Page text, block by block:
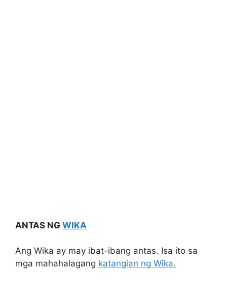
ANTAS NG WIKA
Ang Wika ay may ibat-ibang antas. Isa ito sa
mga mahahalagang katangian ng Wika.